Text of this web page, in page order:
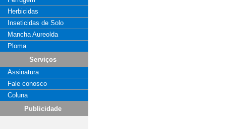
Herbicidas
Inseticidas de Solo
Mancha Aureolda
Ploma
Serviços
Assinatura
Fale conosco
Coluna
Publicidade